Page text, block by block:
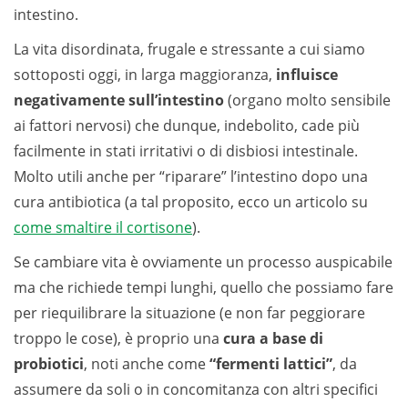
intestino.
La vita disordinata, frugale e stressante a cui siamo
sottoposti oggi, in larga maggioranza, influisce
negativamente sull’intestino(organo molto sensibile
ai fattori nervosi) che dunque, indebolito, cade più
facilmente in stati irritativi o di disbiosi intestinale.
Molto utili anche per “riparare” l’intestino dopo una
cura antibiotica (a tal proposito, ecco un articolo su
come smaltire il cortisone).
Se cambiare vita è ovviamente un processo auspicabile
ma che richiede tempi lunghi, quello che possiamo fare
per riequilibrare la situazione (e non far peggiorare
troppo le cose), è proprio una cura a base di
probiotici, noti anche come“fermenti lattici”, da
assumere da soli o in concomitanza con altri specifici